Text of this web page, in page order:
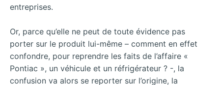
entreprises.
Or, parce qu’elle ne peut de toute évidence pas
porter sur le produit lui-même – comment en effet
confondre, pour reprendre les faits de l’affaire «
Pontiac », un véhicule et un réfrigérateur ? -, la
confusion va alors se reporter sur l’origine, la